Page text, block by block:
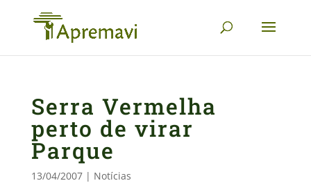
Serra Vermelha
perto de virar
Parque
13/04/2007| Notícias